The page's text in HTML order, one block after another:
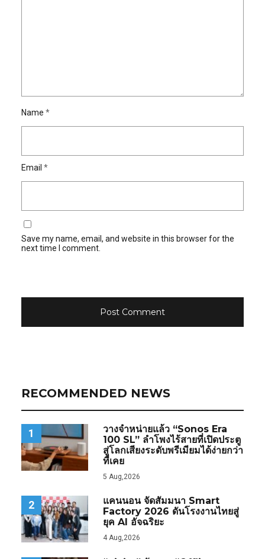
Name *
Email *
Save my name, email, and website in this browser for the
next time I comment.
RECOMMENDED NEWS
1
วางจำหน่ายแล้ว “Sonos Era
100 SL” ลำโพงไร้สายที่เปิดประตู
สู่โลกเสียงระดับพรีเมียมได้ง่ายกว่า
ที่เคย
5 Aug,2026
2
แคนนอน จัดสัมมนา Smart
Factory 2026 ดันโรงงานไทยสู่
ยุค AI อัจฉริยะ
4 Aug,2026